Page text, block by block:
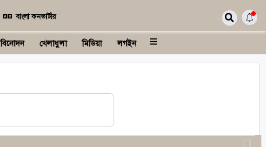
বাংলা কনভার্টার
বিনোদন খেলাধুলা মিডিয়া লগইন